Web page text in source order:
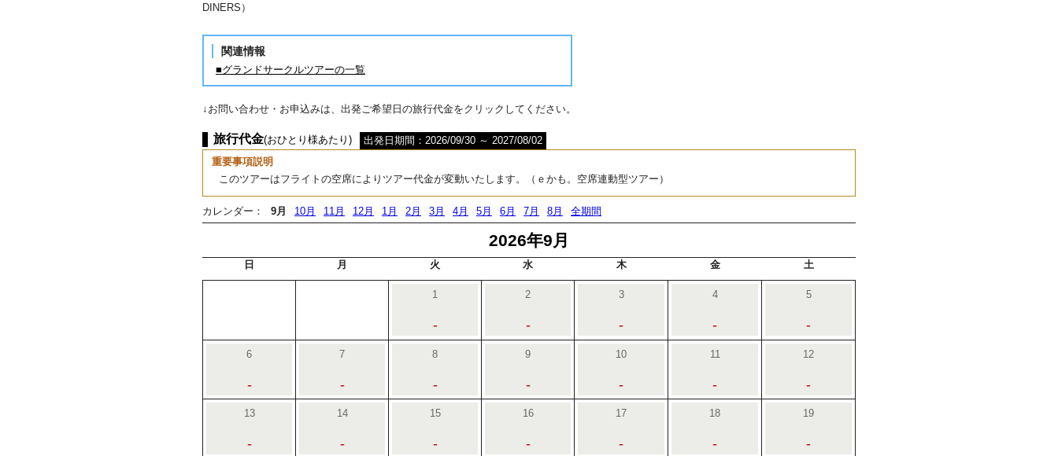
DINERS）
関連情報
■グランドサークルツアーの一覧
↓お問い合わせ・お申込みは、出発ご希望日の旅行代金をクリックしてください。
旅行代金(おひとり様あたり)
出発日期間：2026/09/30 ～ 2027/08/02
重要事項説明
このツアーはフライトの空席によりツアー代金が変動いたします。（ｅかも。空席連動型ツアー）
カレンダー： 9月 10月 11月 12月 1月 2月 3月 4月 5月 6月 7月 8月 全期間
2026年9月
日 月 火 水 木 金 土
1
-
2
-
3
-
4
-
5
-
6
-
7
-
8
-
9
-
10
-
11
-
12
-
13
-
14
-
15
-
16
-
17
-
18
-
19
-